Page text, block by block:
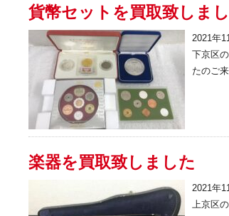
貨幣セットを買取致しま
2021年
下京区
たのご
楽器を買取致しました
2021年
上京区